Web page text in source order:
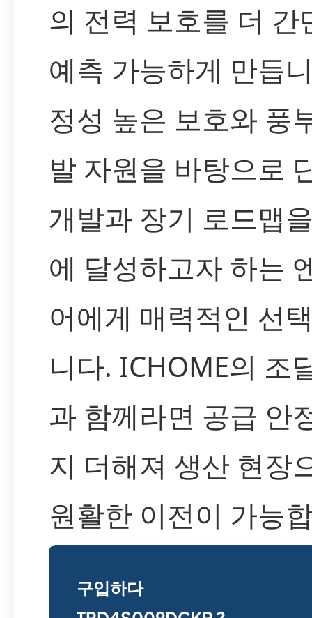
의 전력 보호를 더 간
예측 가능하게 만듭
정성 높은 보호와 풍
발 자원을 바탕으로
개발과 장기 로드맵
에 달성하고자 하는
어에게 매력적인 선
니다. ICHOME의 조
과 함께라면 공급 안
지 더해져 생산 현장
원활한 이전이 가능
구입하다